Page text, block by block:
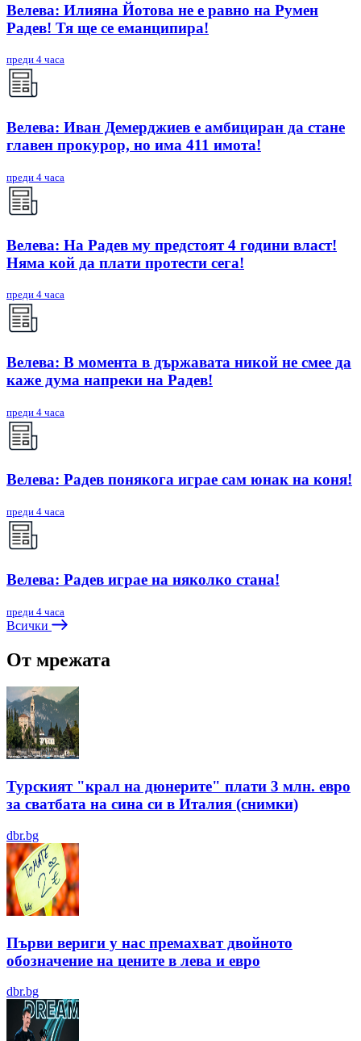
Велева: Илияна Йотова не е равно на Румен
Радев! Тя ще се еманципира!
преди 4 часа
Велева: Иван Демерджиев е амбициран да стане
главен прокурор, но има 411 имота!
преди 4 часа
Велева: На Радев му предстоят 4 години власт!
Няма кой да плати протести сега!
преди 4 часа
Велева: В момента в държавата никой не смее да
каже дума напреки на Радев!
преди 4 часа
Велева: Радев понякога играе сам юнак на коня!
преди 4 часа
Велева: Радев играе на няколко стана!
преди 4 часа
Всички
От мрежата
Турският "крал на дюнерите" плати 3 млн. евро
за сватбата на сина си в Италия (снимки)
dbr.bg
Първи вериги у нас премахват двойното
обозначение на цените в лева и евро
dbr.bg